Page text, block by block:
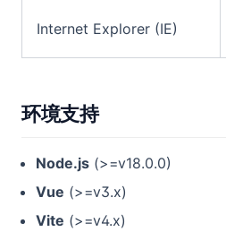
Internet Explorer (IE)
环境支持
Node.js (>=v18.0.0)
Vue (>=v3.x)
Vite (>=v4.x)